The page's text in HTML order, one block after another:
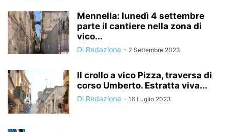
Mennella: lunedì 4 settembre
parte il cantiere nella zona di
vico...
Di Redazione - 2 Settembre 2023
Il crollo a vico Pizza, traversa di
corso Umberto. Estratta viva...
Di Redazione - 16 Luglio 2023